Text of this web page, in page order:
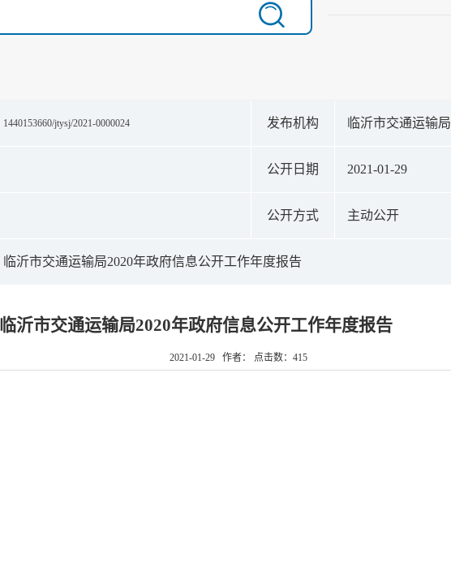
1440153660/jtysj/2021-0000024 发布机构 临沂市交通运输局
公开日期 2021-01-29
公开方式 主动公开
临沂市交通运输局2020年政府信息公开工作年度报告
临沂市交通运输局2020年政府信息公开工作年度报告
2021-01-29 作者： 点击数： 415